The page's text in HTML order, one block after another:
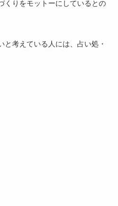
くりをモットーにしているとの
と考えている人には、占い処・